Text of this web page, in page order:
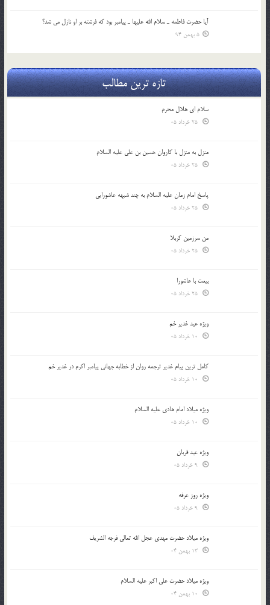
آيا حضرت فاطمه ـ سلام الله عليها ـ پيامبر بود كه فرشته بر او نازل مي شد؟
5 بهمن 94
تازه ترین مطالب
سلام ای هلال محرم
منزل به منزل با کاروان حسین بن علی علیه السلام
پاسخ امام زمان علیه السلام به چند شبهه عاشورایی
من سرزمین کربلا
بیعت با عاشورا
ویژه عید غدیر خم
کامل ترین پیام غدیر ترجمه روان از خطابه جهانی پیامبر اکرم در غدیر خم
ویژه میلاد امام هادی علیه السلام
ویژه عید قربان
ویژه روز عرفه
ویژه میلاد حضرت مهدی عجل الله تعالی فرجه الشريف
ویژه میلاد حضرت علی اکبر علیه السلام